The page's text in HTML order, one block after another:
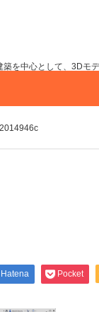
築を中心として、3Dモ
Hatena Pocket